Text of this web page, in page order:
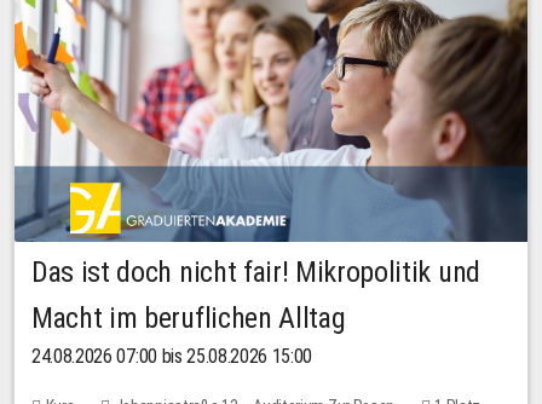
Das ist doch nicht fair! Mikropolitik und
Macht im beruflichen Alltag
24.08.2026 07:00 bis 25.08.2026 15:00